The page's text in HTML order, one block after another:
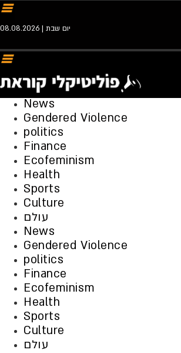
יום שבת | 08.08.2026
News
Gendered Violence
politics
Finance
Ecofeminism
Health
Sports
Culture
עולם
News
Gendered Violence
politics
Finance
Ecofeminism
Health
Sports
Culture
עולם